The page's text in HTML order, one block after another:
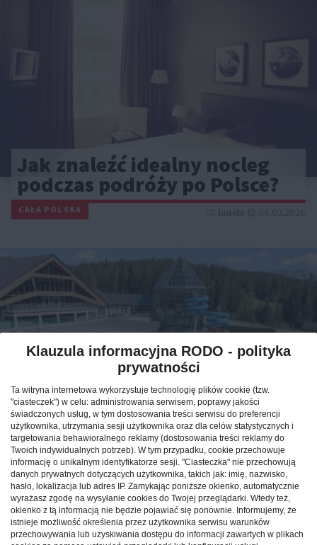
Jak znaleźć idealny nocleg
podczas podróży po Polsce?
CAŁA POLSKA
Weekend w górach: sprawdź,
jak maksymalnie
wykorzystać krótki pobyt
pod Tatrami
CAŁA POLSKA atrakcje 27.12.2025
Klauzula informacyjna RODO - polityka
prywatności
Ta witryna internetowa wykorzystuje technologię plików cookie (tzw.
"ciasteczek") w celu: administrowania serwisem, poprawy jakości
świadczonych usług, w tym dostosowania treści serwisu do preferencji
użytkownika, utrzymania sesji użytkownika oraz dla celów statystycznych i
targetowania behawioralnego reklamy (dostosowania treści reklamy do
Twoich indywidualnych potrzeb). W tym przypadku, cookie przechowuje
informację o unikalnym identyfikatorze sesji. "Ciasteczka" nie przechowują
danych prywatnych dotyczących użytkownika, takich jak: imię, nazwisko,
hasło, lokalizacja lub adres IP. Zamykając poniższe okienko, automatycznie
wyrażasz zgodę na wysyłanie cookies do Twojej przeglądarki. Wtedy też,
okienko z tą informacją nie będzie pojawiać się ponownie. Informujemy, że
istnieje możliwość określenia przez użytkownika serwisu warunków
przechowywania lub uzyskiwania dostępu do informacji zawartych w plikach